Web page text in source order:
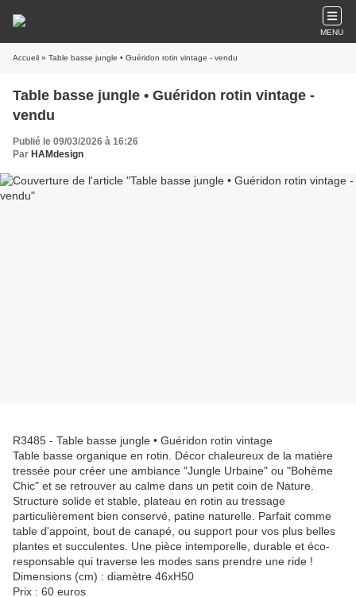
MENU
Accueil » Table basse jungle • Guéridon rotin vintage - vendu
Table basse jungle • Guéridon rotin vintage -
vendu
Publié le 09/03/2026 à 16:26
Par HAMdesign
R3485 - Table basse jungle • Guéridon rotin vintage
Table basse organique en rotin. Décor chaleureux de la matière
tressée pour créer une ambiance "Jungle Urbaine" ou "Bohème
Chic" et se retrouver au calme dans un petit coin de Nature.
Structure solide et stable, plateau en rotin au tressage
particulièrement bien conservé, patine naturelle. Parfait comme
table d'appoint, bout de canapé, ou support pour vos plus belles
plantes et succulentes. Une pièce intemporelle, durable et éco-
responsable qui traverse les modes sans prendre une ride !
Dimensions (cm) : diamètre 46xH50
Prix : 60 euros